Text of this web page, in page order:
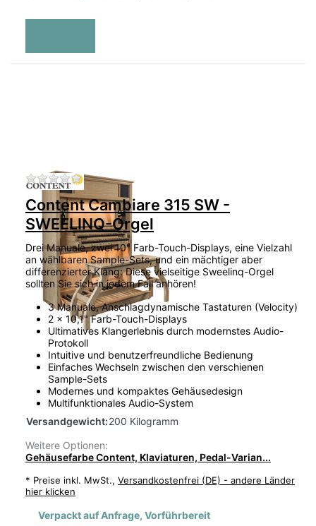
Zu diesem Produkt liegen noch keine
Content Cambiare 315 SW -
SWEELINQ-Orgel
Drei Manuale, zwei 10" Farb-Touch-Displays, eine Vielzahl
an wählbaren Sample-Sets, und ein mächtiger aber
differenzierter Klang: Diese vielseitige Sweelinq-Orgel
sollten Sie sich in jedem Fall anhören!
3 Manuale, Anschlagdynamische Tastaturen (Velocity)
2 x 10,1" Farb-Touch-Displays
Ultimatives Klangerlebnis durch modernstes Audio-
Protokoll
Intuitive und benutzerfreundliche Bedienung
Einfaches Wechseln zwischen den verschienen
Sample-Sets
Modernes und kompaktes Gehäusedesign
Multifunktionales Audio-System
Versandgewicht:200 Kilogramm
Weitere Optionen:
Gehäusefarbe Content, Klaviaturen, Pedal-Varian...
* Preise inkl. MwSt., Versandkostenfrei (DE) - andere Länder
hier klicken
Verpackt auf Anfrage, Vorführbereit